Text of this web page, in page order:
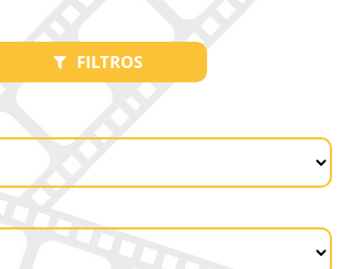
FILTROS